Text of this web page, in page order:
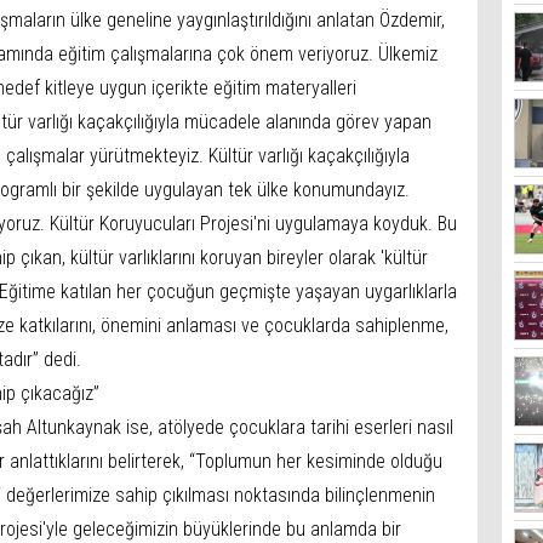
ülke geneline yaygınlaştırıldığını anlatan Özdemir,
eğitim çalışmalarına çok önem veriyoruz. Ülkemiz
kitleye uygun içerikte eğitim materyalleri
varlığı kaçakçılığıyla mücadele alanında görev yapan
yürütmekteyiz. Kültür varlığı kaçakçılığıyla
bir şekilde uygulayan tek ülke konumundayız.
Kültür Koruyucuları Projesi'ni uygulamaya koyduk. Bu
çıkan, kültür varlıklarını koruyan bireyler olarak 'kültür
katılan her çocuğun geçmişte yaşayan uygarlıklarla
katkılarını, önemini anlaması ve çocuklarda sahiplenme,
dedi.
çıkacağız”
Altunkaynak ise, atölyede çocuklara tarihi eserleri nasıl
anlattıklarını belirterek, “Toplumun her kesiminde olduğu
sahip çıkılması noktasında bilinçlenmenin
geleceğimizin büyüklerinde bu anlamda bir